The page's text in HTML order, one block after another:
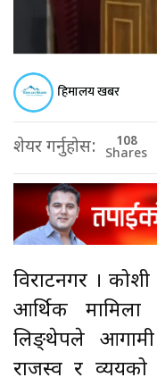
हिमालय खबर
शेयर गर्नुहोस: 108
Shares
विराटनगर ।
आर्थिक मामिला
लिङ्थेपले
राजस्व र व्ययको